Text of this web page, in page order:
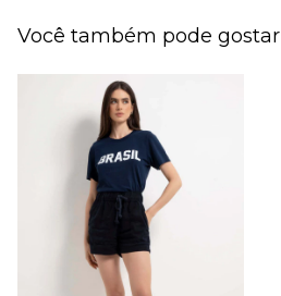
Você também pode gostar